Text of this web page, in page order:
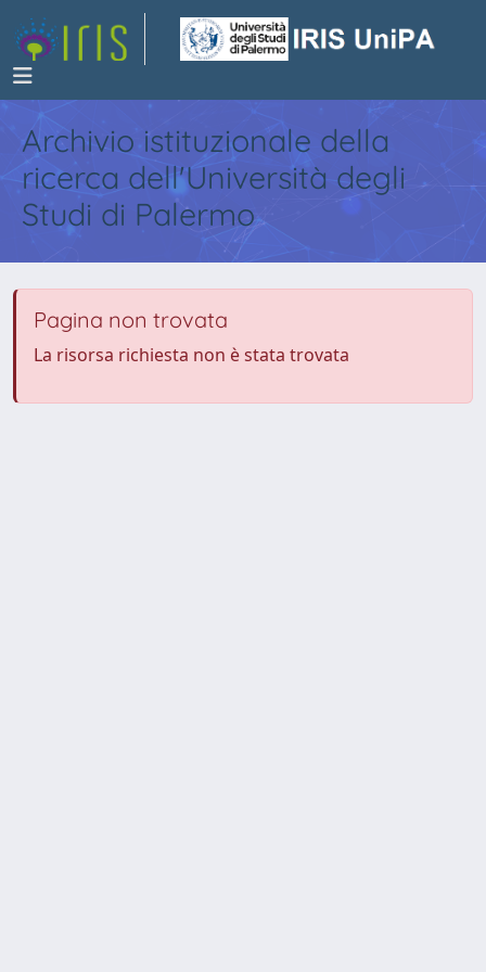
Archivio istituzionale della
ricerca dell'Università degli
Studi di Palermo
Pagina non trovata
La risorsa richiesta non è stata trovata